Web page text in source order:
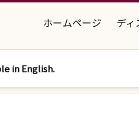
ホームページ デ
in English.